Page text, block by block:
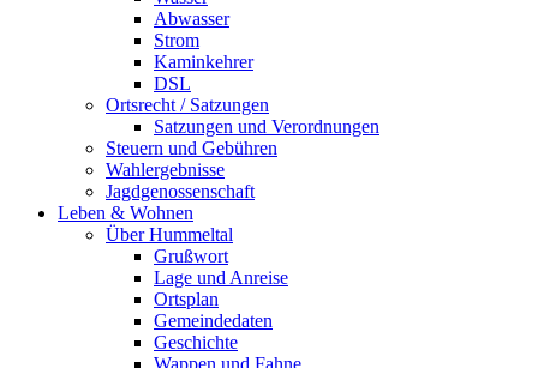
Abwasser
Strom
Kaminkehrer
DSL
Ortsrecht / Satzungen
Satzungen und Verordnungen
Steuern und Gebühren
Wahlergebnisse
Jagdgenossenschaft
Leben & Wohnen
Über Hummeltal
Grußwort
Lage und Anreise
Ortsplan
Gemeindedaten
Geschichte
Wappen und Fahne